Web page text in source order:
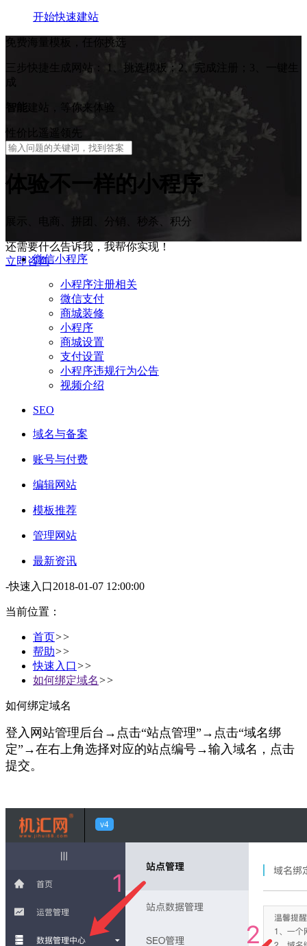
开始快速建站
免费海量模板，任你挑选
三步快捷生成网站：
1、挑选模板；2、完成注册；3、一键生
成
智能 建站，等你来体验
性价比遥遥领先
体验 不一样 的小程序
展示、电商、拼团、分销、秒杀、积分
还需要什么告诉我，我帮你实现！
立即咨询微信小程序
小程序注册相关
微信支付
商城装修
小程序
商城设置
支付设置
小程序违规行为公告
视频介绍
SEO
域名与备案
账号与付费
编辑网站
模板推荐
管理网站
最新资讯
-快速入口2018-01-07 12:00:00
当前位置：
首页>>
帮助>>
快速入口>>
如何绑定域名>>
如何绑定域名
登入网站管理后台→点击“站点管理”→点击“域名绑
定”→在右上角选择对应的站点编号→输入域名，点击
提交。